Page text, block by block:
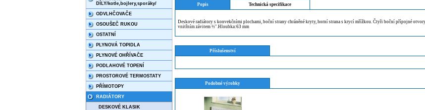
DÍLY/kotle,bojlery,sporáky/
ODVLHČOVAČE
OSOUŠEČ RUKOU
OSTATNÍ
PLYNOVÁ TOPIDLA
PLYNOVÉ OHŘÍVAČE
PODLAHOVÉ TOPENÍ
PROSTOROVÉ TERMOSTATY
PŘÍMOTOPY
RADIÁTORY
DESKOVÉ KLASIK
Popis Technická specifikace
Deskové radiátory s konvekčními plochami, boční strany chráněné kryty, horní strana s krycí mřížkou. Čtyři boční přípojné
vnitřním závitem ½″.Hloubka:63 mm
Příslušenství
Podobné výrobky